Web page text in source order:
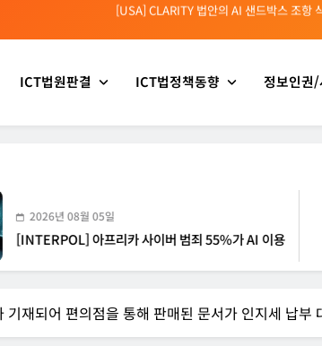
[INTERPOL] 아프리카 사이버 범죄 55%가
[전문가 칼럼] “USB 하나로 수십억이 빠
[USA] CLARITY 법안의 AI 샌드박스 조항
[소청백의 노동&사람] 삼성SDS 노동조합 설립을
ICT법원판결 ICT법정책동향 정보인권/
월 05일
아프리카 사이버 범죄 55%가 AI 이용
재되어 편의점을 통해 판매된 문서가 인지세 납부